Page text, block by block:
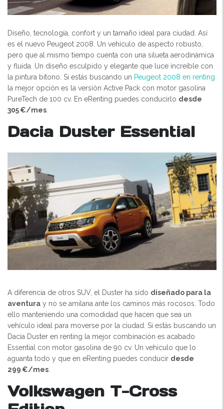
Diseño, tecnología, confort y un tamaño ideal para ciudad. Así
es el nuevo Peugeot 2008. Un vehículo de aspecto robusto,
pero que al mismo tiempo cuenta con una silueta aerodinámica
y fluida. Un diseño esculpido y elegante que luce increíble con
la pintura bitono. Si estás buscando un Peugeot 2008 en renting
la mejor opción es la versión Active Pack con motor gasolina
PureTech de 100 cv. En eRenting puedes conducirlo desde
305 €/mes
Dacia Duster Essential
A diferencia de otros SUV, el Duster ha sido diseñado para la
aventura y no se amilana ante los caminos más rocosos. Todo
ello manteniendo una comodidad que hacen que sea un
vehículo ideal para moverse por la ciudad. Si estás buscando un
Dacia Duster en renting la mejor combinación es acabado
Essential con motor gasolina de 90 cv. Un vehículo que lo
aguanta todo y que en eRenting puedes conducir desde
299 €/mes
Volkswagen T-Cross